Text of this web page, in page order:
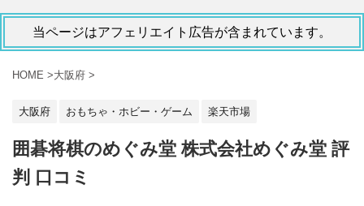
当ページはアフェリエイト広告が含まれています。
HOME >大阪府 >
大阪府 おもちゃ・ホビー・ゲーム 楽天市場
囲碁将棋のめぐみ堂 株式会社めぐみ堂 評
判 口コミ